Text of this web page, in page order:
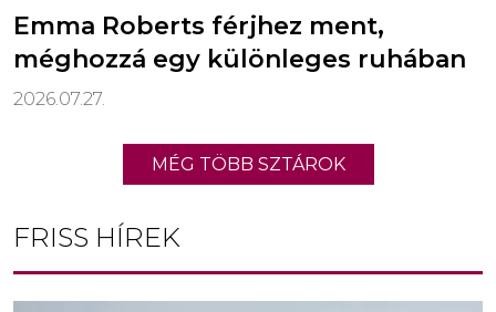
Emma Roberts férjhez ment,
méghozzá egy különleges ruhában
2026.07.27.
MÉG TÖBB SZTÁROK
FRISS HÍREK